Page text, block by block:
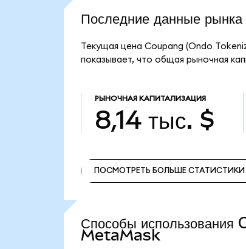
Последние данные
Текущая цена Coupang (Ondo
показывает, что общая рыночная
РЫНОЧНАЯ КАПИТАЛИЗАЦИЯ
8,14 тыс. $
ПОСМОТРЕТЬ БОЛЬШЕ СТАТИСТИКИ
Способы
MetaMask